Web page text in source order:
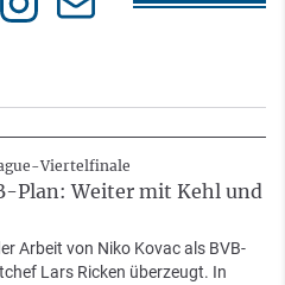
Viertelfinale
Plan: Weiter mit Kehl und
Arbeit von Niko Kovac als BVB-
Lars Ricken überzeugt. In